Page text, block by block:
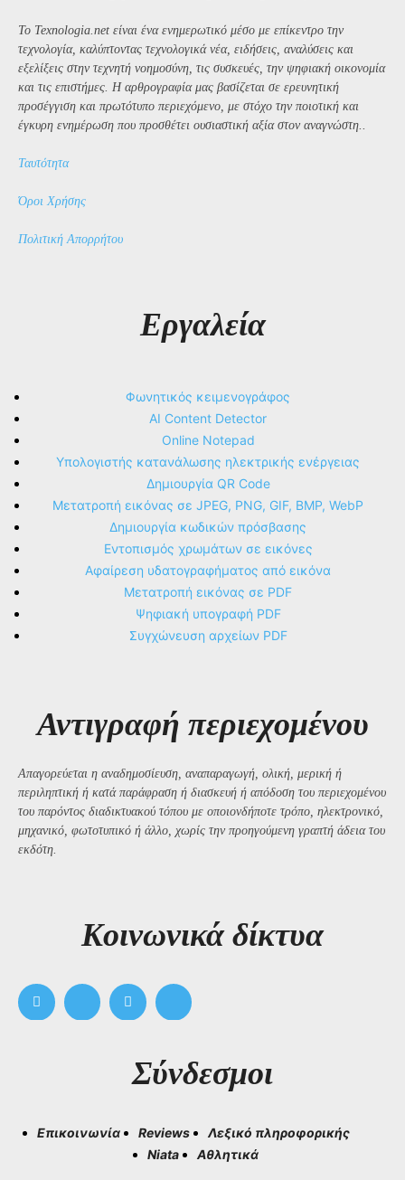
Το Texnologia.net είναι ένα ενημερωτικό μέσο με επίκεντρο την
τεχνολογία, καλύπτοντας τεχνολογικά νέα, ειδήσεις, αναλύσεις και
εξελίξεις στην τεχνητή νοημοσύνη, τις συσκευές, την ψηφιακή οικονομία
και τις επιστήμες. Η αρθρογραφία μας βασίζεται σε ερευνητική
προσέγγιση και πρωτότυπο περιεχόμενο, με στόχο την ποιοτική και
έγκυρη ενημέρωση που προσθέτει ουσιαστική αξία στον αναγνώστη..
Ταυτότητα
Όροι Χρήσης
Πολιτική Απορρήτου
Εργαλεία
Φωνητικός κειμενογράφος
AI Content Detector
Online Notepad
Υπολογιστής κατανάλωσης ηλεκτρικής ενέργειας
Δημιουργία QR Code
Μετατροπή εικόνας σε JPEG, PNG, GIF, BMP, WebP
Δημιουργία κωδικών πρόσβασης
Εντοπισμός χρωμάτων σε εικόνες
Αφαίρεση υδατογραφήματος από εικόνα
Μετατροπή εικόνας σε PDF
Ψηφιακή υπογραφή PDF
Συγχώνευση αρχείων PDF
Αντιγραφή περιεχομένου
Απαγορεύεται η αναδημοσίευση, αναπαραγωγή, ολική, μερική ή
περιληπτική ή κατά παράφραση ή διασκευή ή απόδοση του περιεχομένου
του παρόντος διαδικτυακού τόπου με οποιονδήποτε τρόπο, ηλεκτρονικό,
μηχανικό, φωτοτυπικό ή άλλο, χωρίς την προηγούμενη γραπτή άδεια του
εκδότη.
Kοινωνικά δίκτυα
Σύνδεσμοι
Επικοινωνία Reviews
Λεξικό πληροφορικής
Niata
Αθλητικά